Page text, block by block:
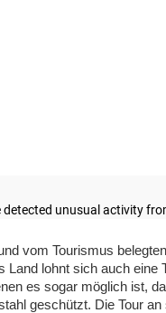
vom Tourismus
Land lohnt sich auch eine
es sogar möglich ist,
geschützt. Die Tour